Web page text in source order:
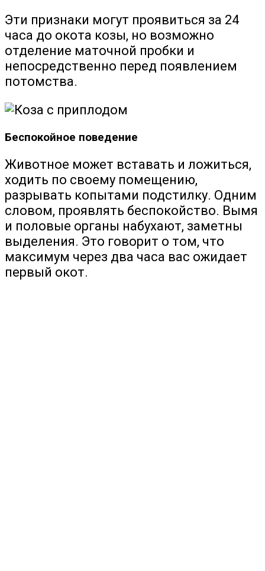
Эти признаки могут проявиться за 24
часа до окота козы, но возможно
отделение маточной пробки и
непосредственно перед появлением
потомства.
Беспокойное поведение
Животное может вставать и ложиться,
ходить по своему помещению,
разрывать копытами подстилку. Одним
словом, проявлять беспокойство. Вымя
и половые органы набухают, заметны
выделения. Это говорит о том, что
максимум через два часа вас ожидает
первый окот.